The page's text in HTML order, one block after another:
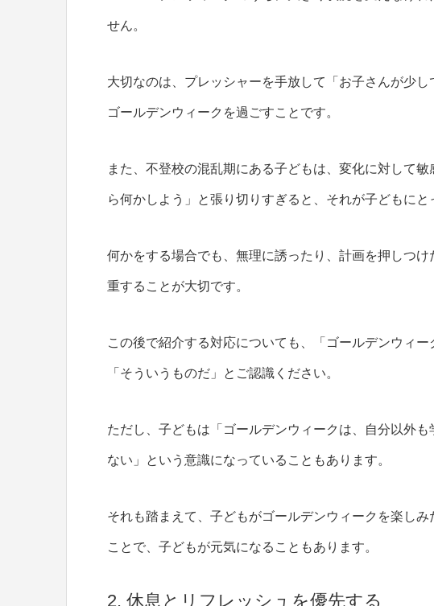
せん。
大切なのは、プレッシャーを手放して「お子さんが少
ゴールデンウィークを過ごすことです。
また、不登校の混乱期にある子どもは、変化に対して
ら何かしよう」と張り切りすぎると、それが子どもにと
何かをする場合でも、無理に誘ったり、計画を押しつ
重することが大切です。
この後で紹介する対応についても、「ゴールデンウィ
「そういうものだ」とご認識ください。
ただし、子どもは「ゴールデンウィークは、自分以外
ない」という意識になっていることもあります。
それも踏まえて、子どもがゴールデンウィークを楽し
ことで、子どもが元気になることもあります。
2. 休息とリフレッシュを優先する